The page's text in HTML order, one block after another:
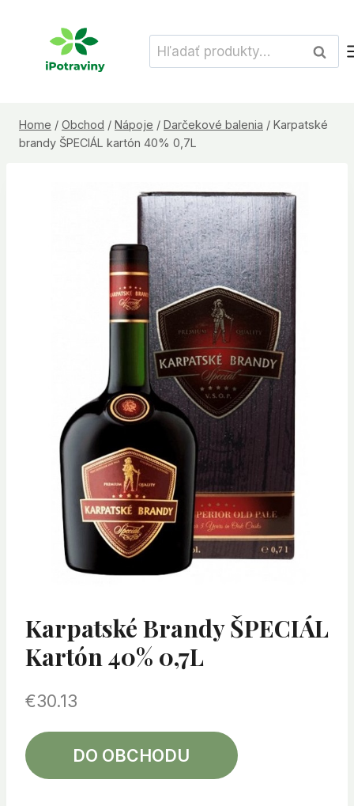
Hľadať:
Home / Obchod / Nápoje / Darčekové balenia / Karpatské
brandy ŠPECIÁL kartón 40% 0,7L
Karpatské Brandy ŠPECIÁL
Kartón 40% 0,7L
€30.13
DO OBCHODU